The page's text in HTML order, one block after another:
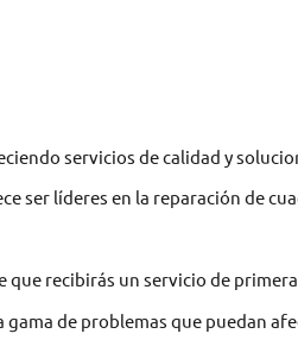
servicios de calidad y
ser líderes en la reparación de
recibirás un servicio de
de problemas que puedan